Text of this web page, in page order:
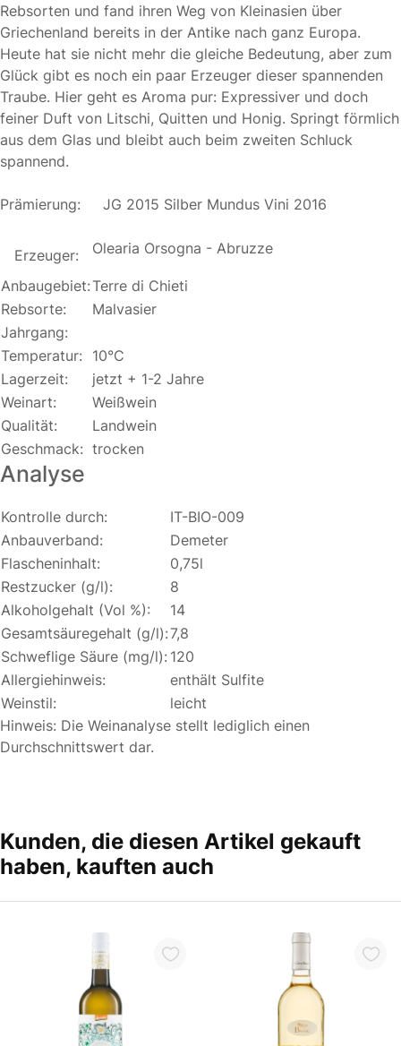
Rebsorten und fand ihren Weg von Kleinasien über
Griechenland bereits in der Antike nach ganz Europa.
Heute hat sie nicht mehr die gleiche Bedeutung, aber zum
Glück gibt es noch ein paar Erzeuger dieser spannenden
Traube. Hier geht es Aroma pur: Expressiver und doch
feiner Duft von Litschi, Quitten und Honig. Springt förmlich
aus dem Glas und bleibt auch beim zweiten Schluck
spannend.
Prämierung: JG 2015 Silber Mundus Vini 2016
Erzeuger: Olearia Orsogna - Abruzze
Anbaugebiet:Terre di Chieti
Rebsorte:
Malvasier
Jahrgang:
Temperatur: 10°C
Lagerzeit:
jetzt + 1-2 Jahre
Weinart:
Weißwein
Qualität:
Landwein
Geschmack: trocken
Analyse
Kontrolle durch:
IT-BIO-009
Anbauverband:
Demeter
Flascheninhalt:
0,75l
Restzucker (g/l):
8
Alkoholgehalt (Vol %):
14
Gesamtsäuregehalt (g/l):7,8
Schweflige Säure (mg/l): 120
Allergiehinweis:
enthält Sulfite
Weinstil:
leicht
Hinweis: Die Weinanalyse stellt lediglich einen
Durchschnittswert dar.
Kunden, die diesen Artikel gekauft
haben, kauften auch